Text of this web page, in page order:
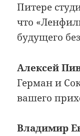
Питере
что
будущего
Алексей
Герман и
вашего
Владимир